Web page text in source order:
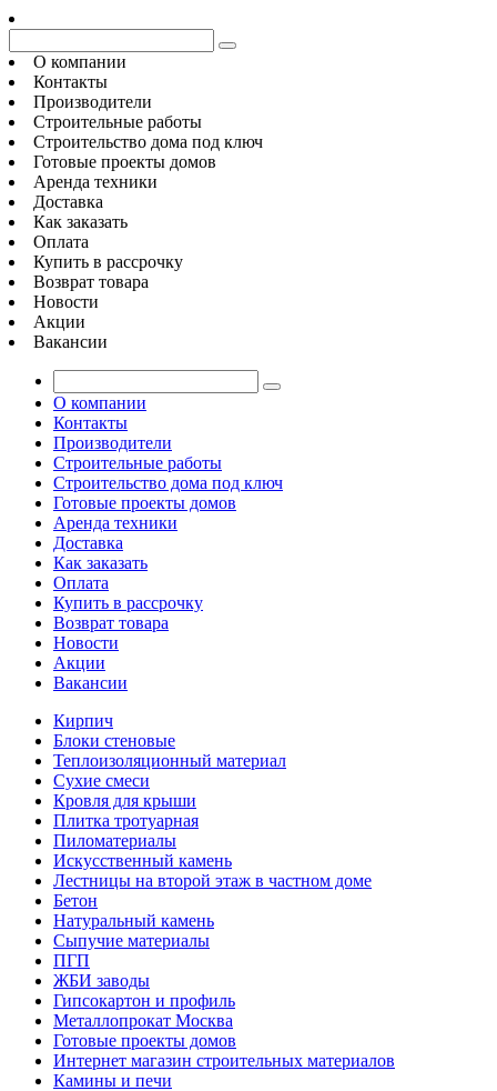
О компании
Контакты
Производители
Строительные работы
Строительство дома под ключ
Готовые проекты домов
Аренда техники
Доставка
Как заказать
Оплата
Купить в рассрочку
Возврат товара
Новости
Акции
Вакансии
О компании
Контакты
Производители
Строительные работы
Строительство дома под ключ
Готовые проекты домов
Аренда техники
Доставка
Как заказать
Оплата
Купить в рассрочку
Возврат товара
Новости
Акции
Вакансии
Кирпич
Блоки стеновые
Теплоизоляционный материал
Сухие смеси
Кровля для крыши
Плитка тротуарная
Пиломатериалы
Искусственный камень
Лестницы на второй этаж в частном доме
Бетон
Натуральный камень
Сыпучие материалы
ПГП
ЖБИ заводы
Гипсокартон и профиль
Металлопрокат Москва
Готовые проекты домов
Интернет магазин строительных материалов
Камины и печи